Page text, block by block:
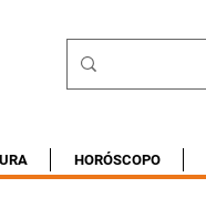
HORÓSCOPO